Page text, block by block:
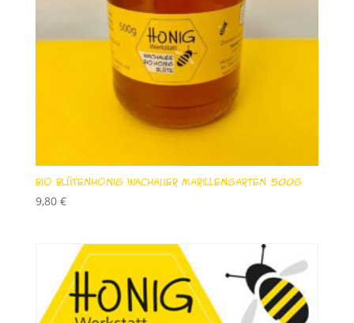
Bio Blütenhonig Wachauer Marillengarten 500g
9,80 €